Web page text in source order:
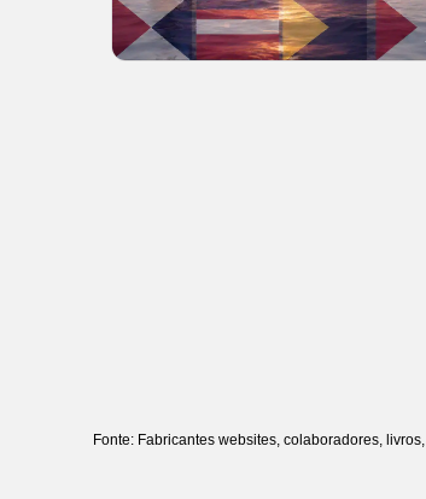
Fonte: Fabricantes websites, colaboradores,